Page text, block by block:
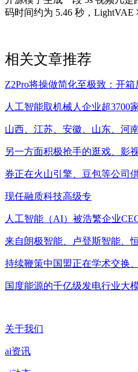
码时间约为 5.46 秒，LightVAE
相关文章推荐
Z2Pro将操做简化至极致：开
人工智能取机械人企业超3700
山西、江苏、安徽、山东、河
另一方面积极抢手的逛戏、影
券正在火山引擎、豆包等公司
现任融质科技高级专
人工智能（AI）被浩繁企业
来自朗极智能、卢登斯智能、
持续鞭策中国盟正在学术交换
国度能源的千亿级发电行业大
关于我们
ai资讯